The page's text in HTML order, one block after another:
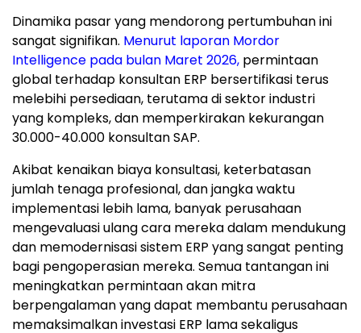
Dinamika pasar yang mendorong pertumbuhan ini
sangat signifikan. Menurut laporan Mordor
Intelligence pada bulan Maret 2026, permintaan
global terhadap konsultan ERP bersertifikasi terus
melebihi persediaan, terutama di sektor industri
yang kompleks, dan memperkirakan kekurangan
30.000-40.000 konsultan SAP.
Akibat kenaikan biaya konsultasi, keterbatasan
jumlah tenaga profesional, dan jangka waktu
implementasi lebih lama, banyak perusahaan
mengevaluasi ulang cara mereka dalam mendukung
dan memodernisasi sistem ERP yang sangat penting
bagi pengoperasian mereka. Semua tantangan ini
meningkatkan permintaan akan mitra
berpengalaman yang dapat membantu perusahaan
memaksimalkan investasi ERP lama sekaligus